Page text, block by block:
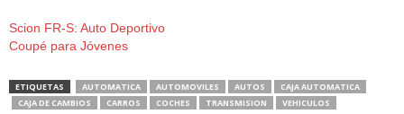
Scion FR-S: Auto Deportivo
Coupé para Jóvenes
ETIQUETAS AUTOMATICA AUTOMOVILES AUTOS
CAJA AUTOMATICA
CAJA DE CAMBIOS
CARROS COCHES TRANSMISION VEHICULOS